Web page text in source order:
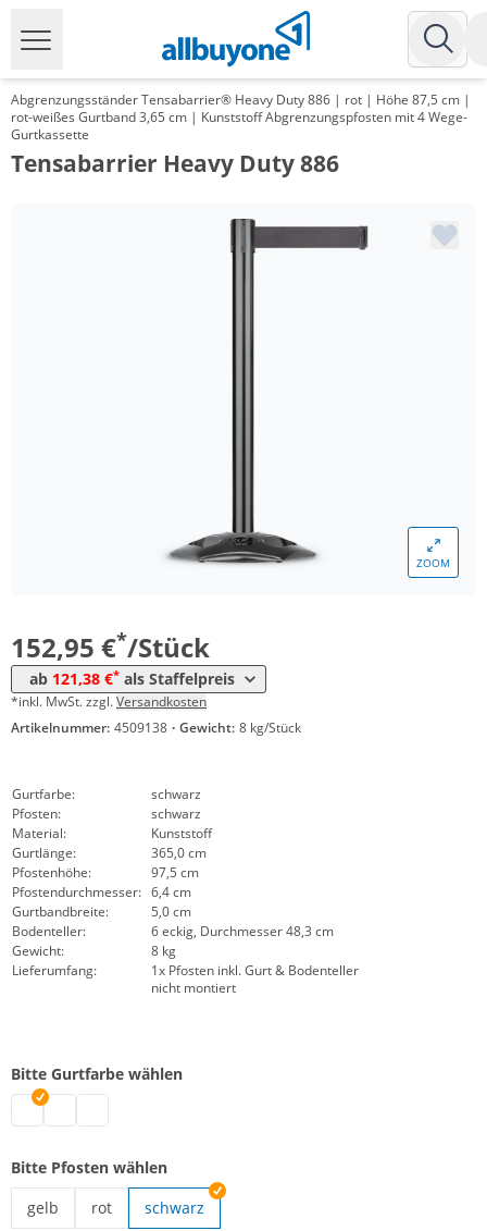
Abgrenzungsständer Tensabarrier® Heavy Duty 886 | rot | Höhe 87,5 cm |
rot-weißes Gurtband 3,65 cm | Kunststoff Abgrenzungspfosten mit 4 Wege-
Gurtkassette
Tensabarrier Heavy Duty 886
ZOOM
152,95 €*/Stück
ab 121,38 €* als Staffelpreis
Preis
*inkl. MwSt. zzgl.Versandkosten
Artikelnummer: 4509138 · Gewicht: 8 kg/Stück
Gurtfarbe:
schwarz
Pfosten:
schwarz
Material:
Kunststoff
Gurtlänge:
365,0 cm
Pfostenhöhe:
97,5 cm
Pfostendurchmesser: 6,4 cm
Gurtbandbreite:
5,0 cm
Bodenteller:
6 eckig, Durchmesser 48,3 cm
Gewicht:
8 kg
Lieferumfang:
1x Pfosten inkl. Gurt & Bodenteller
nicht montiert
Bitte Gurtfarbe wählen
Abgrenzungsständer | schwarz
Abgrenzungsständer | rot-weiß
Bitte Pfosten wählen
gelb
rot
schwarz